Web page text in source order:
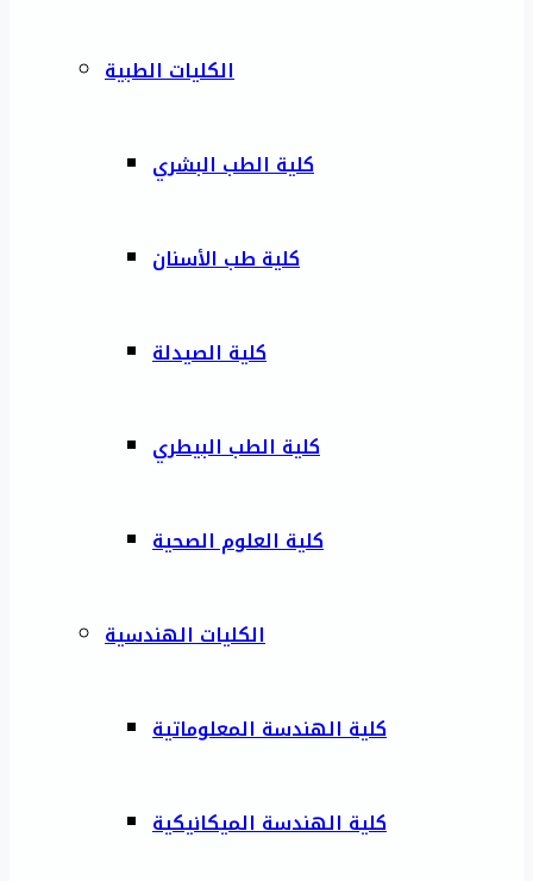
الكليات الطبية
كلية الطب البشري
كلية طب الأسنان
كلية الصيدلة
كلية الطب البيطري
كلية العلوم الصحية
الكليات الهندسية
كلية الهندسة المعلوماتية
كلية الهندسة الميكانيكية